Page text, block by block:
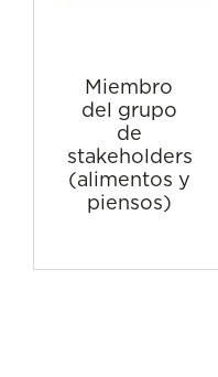
Miembro
del grupo
de
stakeholders
(alimentos y
piensos)